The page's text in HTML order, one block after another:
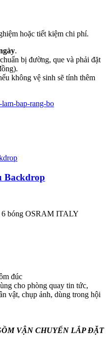
hoặc tiết kiệm chi phí.
.
bị đường, que và phải đặt
không vệ sinh sẽ tính thêm
bap-rang-bo
Backdrop
6 bóng OSRAM ITALY
đúc
cho phòng quay tin tức,
vật, chụp ảnh, dùng trong hội
VẬN CHUYỂN LẮP ĐẶT